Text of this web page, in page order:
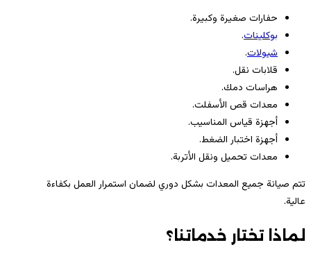
حفارات صغيرة وكبيرة.
بوكلينات.
شيولات.
قلابات نقل.
هراسات دمك.
معدات قص الأسفلت.
أجهزة قياس المناسيب.
أجهزة اختبار الضغط.
معدات تحميل ونقل الأتربة.
تتم صيانة جميع المعدات بشكل دوري لضمان استمرار العمل بكفاءة
عالية.
لماذا تختار خدماتنا؟